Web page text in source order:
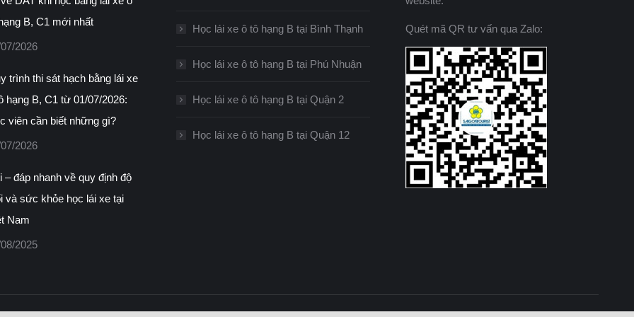
B, C1 mới nhất
2026
trình thi sát hạch bằng lái xe
hạng B, C1 từ 01/07/2026:
viên cần biết những gì?
2026
– đáp nhanh về quy định độ
và sức khỏe học lái xe tại
Nam
2025
Học lái xe ô tô hạng B tại Bình Thạnh
Học lái xe ô tô hạng B tại Phú Nhuận
Học lái xe ô tô hạng B tại Quận 2
Học lái xe ô tô hạng B tại Quận 12
Quét mã QR tư vấn qua Zalo: